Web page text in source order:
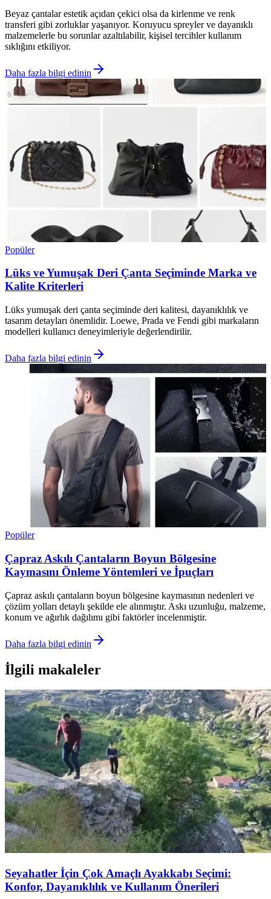
Beyaz çantalar estetik açıdan çekici olsa da kirlenme ve renk
transferi gibi zorluklar yaşanıyor. Koruyucu spreyler ve dayanıklı
malzemelerle bu sorunlar azaltılabilir, kişisel tercihler kullanım
sıklığını etkiliyor.
Daha fazla bilgi edinin
Popüler
Lüks ve Yumuşak Deri Çanta Seçiminde Marka ve
Kalite Kriterleri
Lüks yumuşak deri çanta seçiminde deri kalitesi, dayanıklılık ve
tasarım detayları önemlidir. Loewe, Prada ve Fendi gibi markaların
modelleri kullanıcı deneyimleriyle değerlendirilir.
Daha fazla bilgi edinin
Popüler
Çapraz Askılı Çantaların Boyun Bölgesine
Kaymasını Önleme Yöntemleri ve İpuçları
Çapraz askılı çantaların boyun bölgesine kaymasının nedenleri ve
çözüm yolları detaylı şekilde ele alınmıştır. Askı uzunluğu, malzeme,
konum ve ağırlık dağılımı gibi faktörler incelenmiştir.
Daha fazla bilgi edinin
İlgili makaleler
Seyahatler İçin Çok Amaçlı Ayakkabı Seçimi:
Konfor, Dayanıklılık ve Kullanım Önerileri